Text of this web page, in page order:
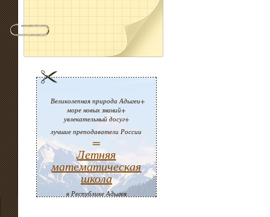
Великолепная природа Адыгеи+
море новых знаний+
увлекательный досуг+
лучшие преподаватели России
=
Летняя
математическая
школа
в Республике Адыгея